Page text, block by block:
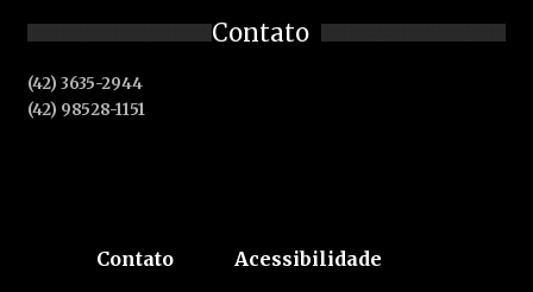
Contato
(42) 3635-2944
(42) 98528-1151
Contato Acessibilidade